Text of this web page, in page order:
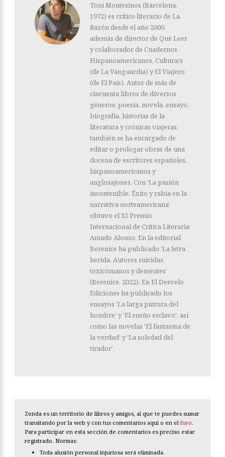
Toni Montesinos (Barcelona,
1972) es crítico literario de La
Razón desde el año 2000,
además de director de Qué Leer
y colaborador de Cuadernos
Hispanoamericanos, Cultura/s
(de La Vanguardia) y El Viajero
(de El País). Autor de más de
cincuenta libros de diversos
géneros: poesía, novela, ensayo,
biografía, historias de la
literatura y crónicas viajeras,
también se ha encargado de
editar o prologar obras de una
docena de escritores españoles,
hispanoamericanos y
anglosajones. Con 'La pasión
incontenible. Éxito y rabia en la
narrativa norteamericana'
obtuvo el XI Premio
Internacional de Crítica Literaria
Amado Alonso. En la editorial
Berenice ha publicado 'La letra
herida. Autores suicidas,
toxicómanos y dementes'
(Berenice, 2022). En El Desvelo
Ediciones ha publicado los
ensayos 'La larga pintura del
hombre' y 'El sueño esclavo', así
como las novelas 'El fantasma de
la verdad' y 'La soledad del
tirador'.
Zenda es un territorio de libros y amigos, al que te puedes sumar
transitando por la web y con tus comentarios aquí o en el foro.
Para participar en esta sección de comentarios es preciso estar
registrado. Normas:
Toda alusión personal injuriosa será eliminada.